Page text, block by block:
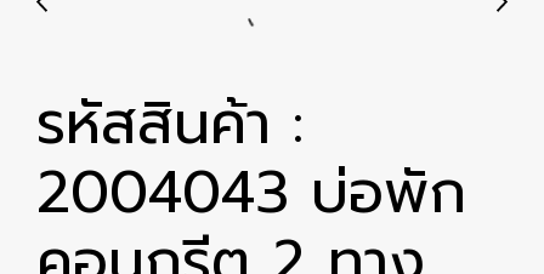
รหัสสินค้า :
2004043 บ่อพัก